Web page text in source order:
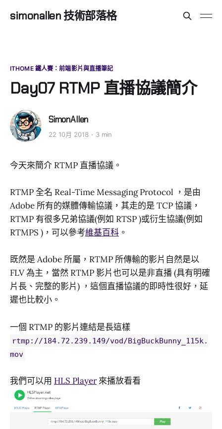
simonallen 技術部落格
ITHOME 鐵人賽：前端影片與直播筆記
Day07 RTMP 直播協議簡介
SimonAllen
22 10月 2018 3 min
今天來簡介 RTMP 直播協議。
RTMP 全名 Real-Time Messaging Protocol ，是由
Adobe 所有的媒體傳輸協議，其走的是 TCP 協議，
RTMP 有很多兄弟協議(例如 RTSP )或衍生協議(例如
RTMPS )，可以參考維基百科 。
既然是 Adobe 所屬，RTMP 所傳輸的影片自然是以
FLV 為主，當然 RTMP 影片也可以是非直播 (具有明確
片長、完整的影片) ，這個直播協議的即時性很好，延
遲也比較小。
一個 RTMP 的影片連結是長這樣
rtmp://184.72.239.149/vod/BigBuckBunny_115k.
mov
我們可以用 HLS Player來播放看看